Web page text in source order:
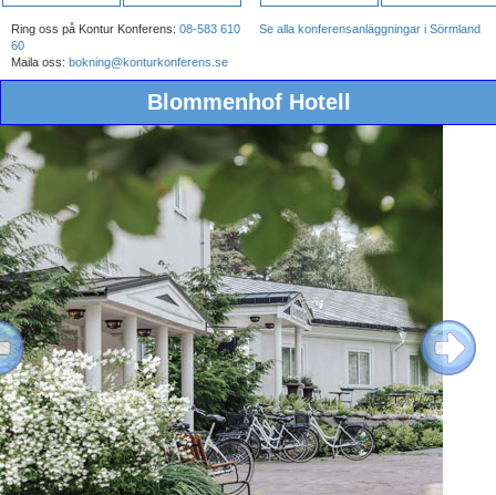
Ring oss på Kontur Konferens: 08-583 610
60
Maila oss: bokning@konturkonferens.se
Se alla konferensanläggningar i Sörmland
Blommenhof Hotell
Next